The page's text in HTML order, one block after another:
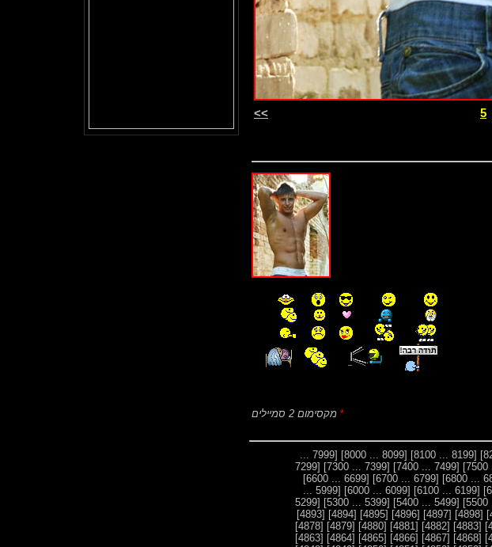
5
>>
* מקסימום 2 סמיילים
[8199 ... 8100]
[8099 ... 8000]
[7999 ...
[7499 ... 7400]
[7399 ... 7300]
[7299
[6799 ... 6700]
[6699 ... 6600]
[6199 ... 6100]
[6099 ... 6000]
[5999 ...
[5499 ... 5400]
[5399 ... 5300]
[5299
[4898]
[4897]
[4896]
[4895]
[4894]
[4893]
[4883]
[4882]
[4881]
[4880]
[4879]
[4878]
[4868]
[4867]
[4866]
[4865]
[4864]
[4863]